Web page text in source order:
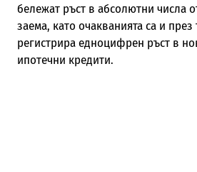
бележат ръст в абсолютни числа
заема, като очакванията са и през
регистрира едноцифрен ръст в
ипотечни кредити.